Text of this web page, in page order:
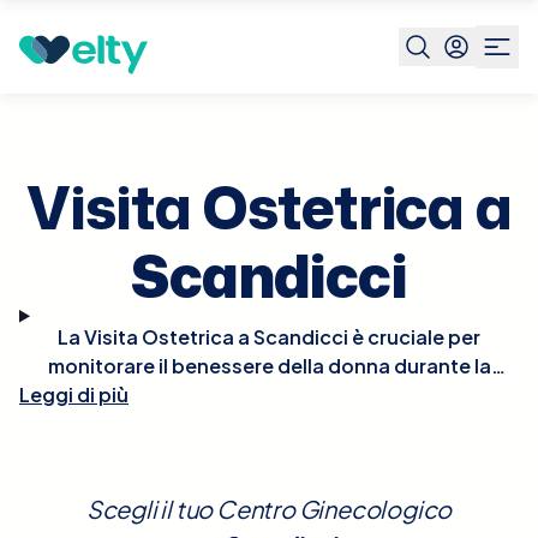
Prenota visita
Visita Ostetrica a
Scandicci
La Visita Ostetrica a Scandicci è cruciale per
monitorare il benessere della donna durante la
gravidanza. Durante la visita, l'ostetrico valuterà la
benessere generale. È anche un'opportunità per
Leggi di più
Scegli il tuo Centro Ginecologico